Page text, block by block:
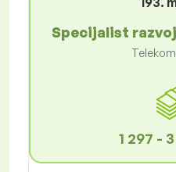
Specijalist
1 297 -